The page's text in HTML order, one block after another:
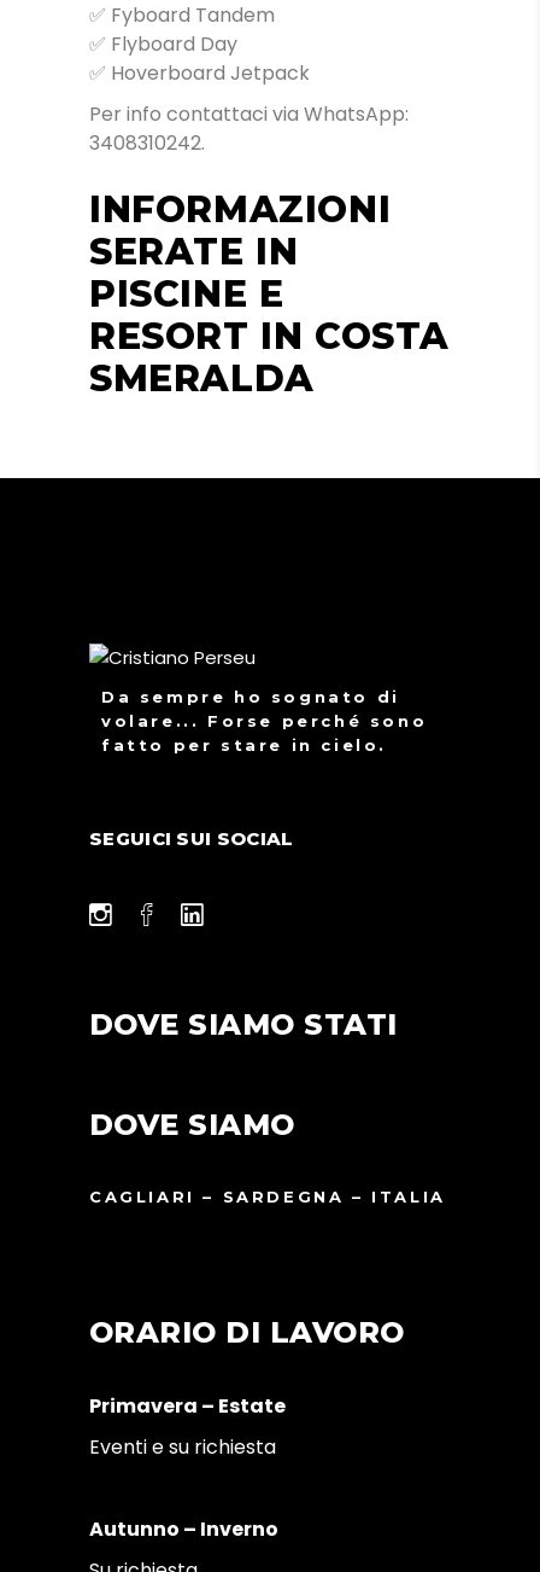
✅ Fyboard Tandem
✅ Flyboard Day
✅ Hoverboard Jetpack
Per info contattaci via WhatsApp:
3408310242.
INFORMAZIONI
SERATE IN
PISCINE E
RESORT IN COSTA
SMERALDA
Da sempre ho sognato di
volare... Forse perché sono
fatto per stare in cielo.
SEGUICI SUI SOCIAL
DOVE SIAMO STATI
DOVE SIAMO
CAGLIARI – SARDEGNA – ITALIA
ORARIO DI LAVORO
Primavera – Estate
Eventi e su richiesta
Autunno – Inverno